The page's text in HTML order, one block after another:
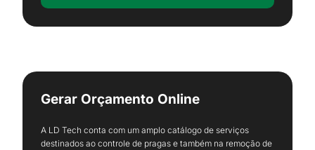
Gerar Orçamento Online
A LD Tech conta com um amplo catálogo de serviços
destinados ao controle de pragas e também na remoção de